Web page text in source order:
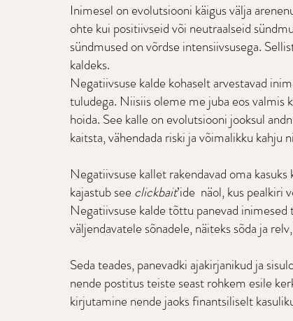
Inimesel on evolutsiooni käigus välja
ohte kui positiivseid või neutraalseid
sündmused on võrdse intensiivsusega.
kaldeks.
Negatiivsuse kalde kohaselt arvestavad
tuludega. Niisiis oleme me juba eos valmis
hoida. See kalle on evolutsiooni jooksul
kaitsta, vähendada riski ja võimalikku kahju
Negatiivsuse kallet rakendavad oma
kajastub see clickbait’ide näol, kus pealkiri
Negatiivsuse kalde tõttu panevad
väljendavatele sõnadele, näiteks sõda ja
Seda teades, panevadki ajakirjanikud ja
nende postitus teiste seast rohkem esile
kirjutamine nende jaoks finantsiliselt